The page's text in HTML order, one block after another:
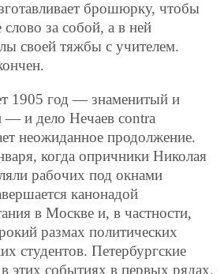
брошюрку, чтобы
слово за собой, а в ней
своей тяжбы с учителем.
1905 год — знаменитый и
— и дело Нечаев contra
неожиданное продолжение.
когда опричники Николая
рабочих под окнами
канонадой
в Москве и, в частности,
размах политических
студентов. Петербургские
этих событиях в первых рядах.